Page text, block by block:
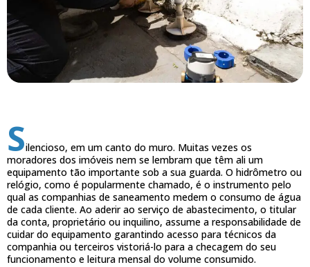
Silencioso, em um canto do muro. Muitas vezes os
moradores dos imóveis nem se lembram que têm ali um
equipamento tão importante sob a sua guarda. O hidrômetro ou
relógio, como é popularmente chamado, é o instrumento pelo
qual as companhias de saneamento medem o consumo de água
de cada cliente. Ao aderir ao serviço de abastecimento, o titular
da conta, proprietário ou inquilino, assume a responsabilidade de
cuidar do equipamento garantindo acesso para técnicos da
companhia ou terceiros vistoriá-lo para a checagem do seu
funcionamento e leitura mensal do volume consumido.